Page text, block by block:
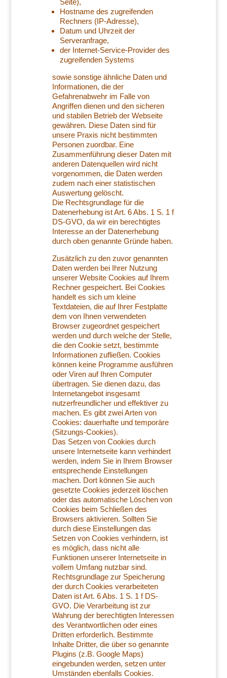
Hostname des zugreifenden
Rechners (IP-Adresse),
Datum und Uhrzeit der
Serveranfrage,
der Internet-Service-Provider des
zugreifenden Systems
sowie sonstige ähnliche Daten und
Informationen, die der
Gefahrenabwehr im Falle von
Angriffen dienen und den sicheren
und stabilen Betrieb der Webseite
gewähren. Diese Daten sind für
unsere Praxis nicht bestimmten
Personen zuordbar. Eine
Zusammenführung dieser Daten mit
anderen Datenquellen wird nicht
vorgenommen, die Daten werden
zudem nach einer statistischen
Auswertung gelöscht.
Die Rechtsgrundlage für die
Datenerhebung ist Art. 6 Abs. 1 S. 1 f
DS-GVO, da wir ein berechtigtes
Interesse an der Datenerhebung
durch oben genannte Gründe haben.
Zusätzlich zu den zuvor genannten
Daten werden bei Ihrer Nutzung
unserer Website Cookies auf Ihrem
Rechner gespeichert. Bei Cookies
handelt es sich um kleine
Textdateien, die auf Ihrer Festplatte
dem von Ihnen verwendeten
Browser zugeordnet gespeichert
werden und durch welche der Stelle,
die den Cookie setzt, bestimmte
Informationen zufließen. Cookies
können keine Programme ausführen
oder Viren auf Ihren Computer
übertragen. Sie dienen dazu, das
Internetangebot insgesamt
nutzerfreundlicher und effektiver zu
machen. Es gibt zwei Arten von
Cookies: dauerhafte und temporäre
(Sitzungs-Cookies).
Das Setzen von Cookies durch
unsere Internetseite kann verhindert
werden, indem Sie in Ihrem Browser
entsprechende Einstellungen
machen. Dort können Sie auch
gesetzte Cookies jederzeit löschen
oder das automatische Löschen von
Cookies beim Schließen des
Browsers aktivieren. Sollten Sie
durch diese Einstellungen das
Setzen von Cookies verhindern, ist
es möglich, dass nicht alle
Funktionen unserer Internetseite in
vollem Umfang nutzbar sind.
Rechtsgrundlage zur Speicherung
der durch Cookies verarbeiteten
Daten ist Art. 6 Abs. 1 S. 1 f DS-
GVO. Die Verarbeitung ist zur
Wahrung der berechtigten Interessen
des Verantwortlichen oder eines
Dritten erforderlich. Bestimmte
Inhalte Dritter, die über so genannte
Plugins (z.B. Google Maps)
eingebunden werden, setzen unter
Umständen ebenfalls Cookies.